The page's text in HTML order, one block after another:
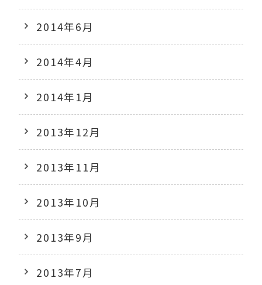
2014年6月
2014年4月
2014年1月
2013年12月
2013年11月
2013年10月
2013年9月
2013年7月